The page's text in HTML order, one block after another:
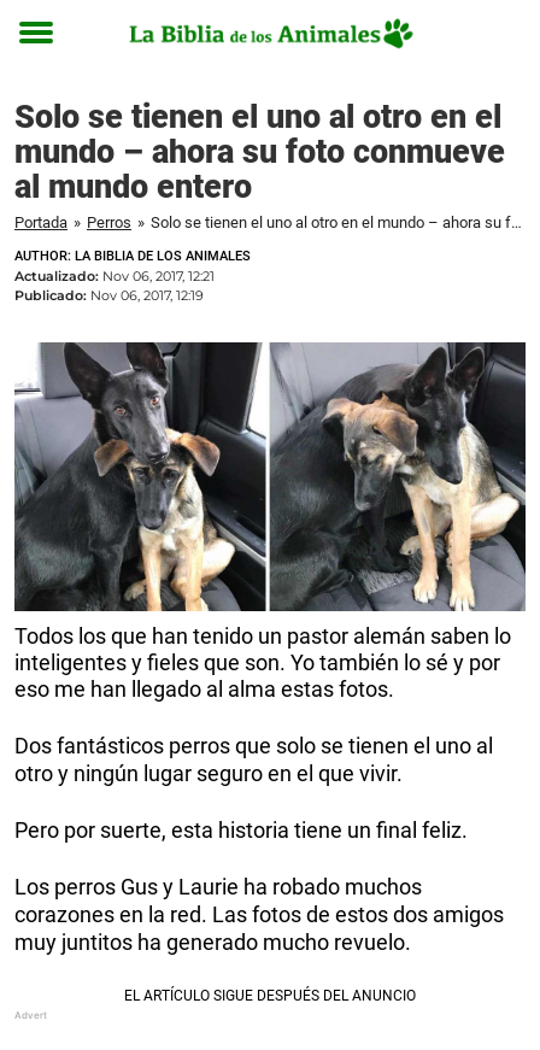
Toggle
Solo se tienen el uno al otro en el
mundo – ahora su foto conmueve
al mundo entero
Portada » Perros » Solo se tienen el uno al otro en el mundo – ahora su foto conmueve al mundo entero
AUTHOR: LA BIBLIA DE LOS ANIMALES
Actualizado: Nov 06, 2017, 12:21
Publicado: Nov 06, 2017, 12:19
Todos los que han tenido un pastor alemán saben lo
inteligentes y fieles que son. Yo también lo sé y por
eso me han llegado al alma estas fotos.
Dos fantásticos perros que solo se tienen el uno al
otro y ningún lugar seguro en el que vivir.
Pero por suerte, esta historia tiene un final feliz.
Los perros Gus y Laurie ha robado muchos
corazones en la red. Las fotos de estos dos amigos
muy juntitos ha generado mucho revuelo.